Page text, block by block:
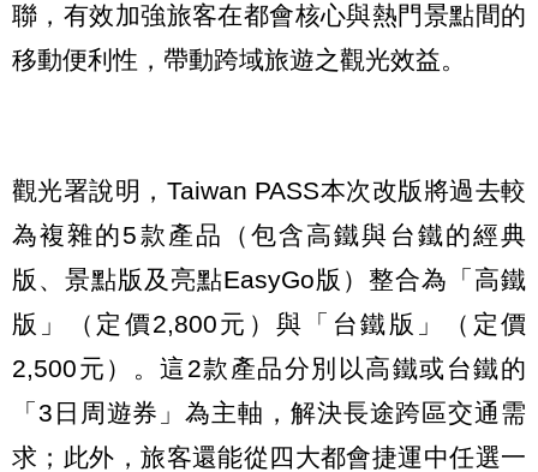
聯，有效加強旅客在都會核心與熱門景點間的
移動便利性，帶動跨域旅遊之觀光效益。
觀光署說明，Taiwan PASS本次改版將過去較
為複雜的5款產品（包含高鐵與台鐵的經典
版、景點版及亮點EasyGo版）整合為「高鐵
版」（定價2,800元）與「台鐵版」（定價
2,500元）。這2款產品分別以高鐵或台鐵的
「3日周遊券」為主軸，解決長途跨區交通需
求；此外，旅客還能從四大都會捷運中任選一